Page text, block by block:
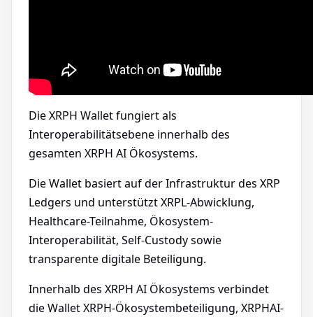
Die XRPH Wallet fungiert als
Interoperabilitätsebene innerhalb des
gesamten XRPH AI Ökosystems.
Die Wallet basiert auf der Infrastruktur des XRP
Ledgers und unterstützt XRPL-Abwicklung,
Healthcare-Teilnahme, Ökosystem-
Interoperabilität, Self-Custody sowie
transparente digitale Beteiligung.
Innerhalb des XRPH AI Ökosystems verbindet
die Wallet XRPH-Ökosystembeteiligung, XRPHAI-